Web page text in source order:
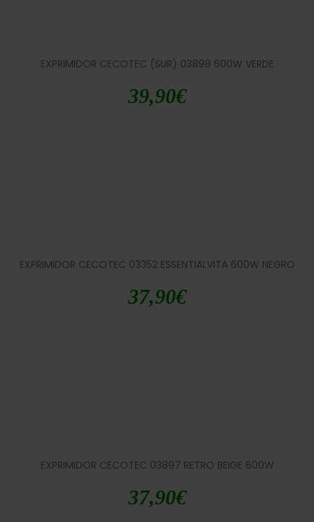
EXPRIMIDOR CECOTEC (SUR) 03898 600W VERDE
39,90€
EXPRIMIDOR CECOTEC 03352 ESSENTIALVITA 600W NEGRO
37,90€
EXPRIMIDOR CECOTEC 03897 RETRO BEIGE 600W
37,90€